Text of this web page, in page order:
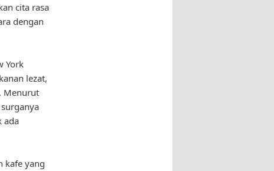
cita rasa
dengan
York
lezat,
Menurut
ada
kafe yang